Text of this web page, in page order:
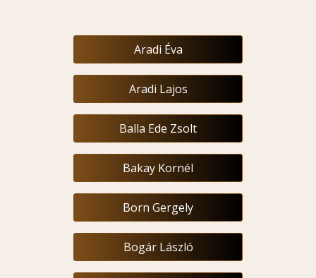
Aradi Éva
Aradi Lajos
Balla Ede Zsolt
Bakay Kornél
Born Gergely
Bogár László